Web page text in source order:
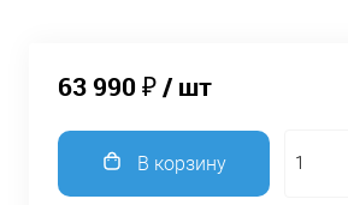
63 990 ₽/ шт
В корзину